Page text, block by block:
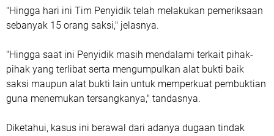
"Hingga hari ini Tim Penyidik telah melakukan pemeriksaan
sebanyak 15 orang saksi," jelasnya.
"Hingga saat ini Penyidik masih mendalami terkait pihak-
pihak yang terlibat serta mengumpulkan alat bukti baik
saksi maupun alat bukti lain untuk memperkuat pembuktian
guna menemukan tersangkanya," tandasnya.
Diketahui, kasus ini berawal dari adanya dugaan tindak